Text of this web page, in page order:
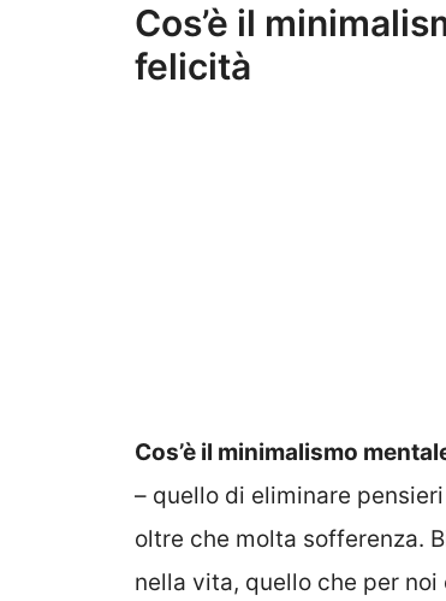
Cos’è il
felicità
Cos’è il minimalismo
– quello di eliminare
oltre che molta sofferenza.
nella vita, quello che per